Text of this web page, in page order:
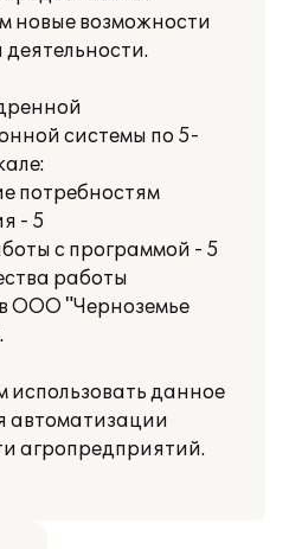
новые возможности
системы по 5-
потребностям
- 5
с программой - 5
работы
ООО "Черноземье
использовать данное
автоматизации
агропредприятий.